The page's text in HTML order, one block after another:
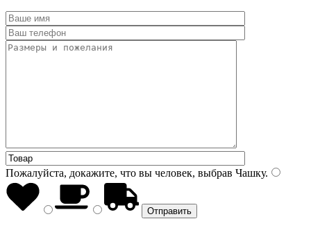
Пожалуйста, докажите, что вы человек, выбрав Чашку.